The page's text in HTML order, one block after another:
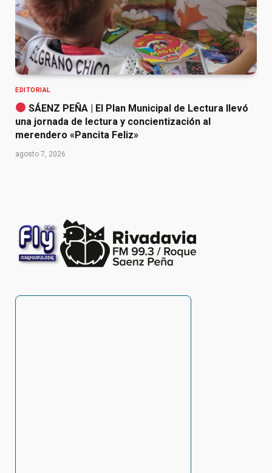
EDITORIAL
SÁENZ PEÑA | El Plan Municipal de Lectura llevó
una jornada de lectura y concientización al
merendero «Pancita Feliz»
agosto 7, 2026